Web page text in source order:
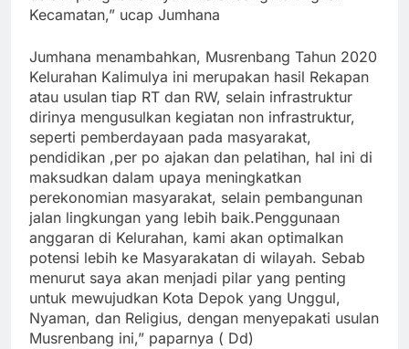
Kecamatan,” ucap Jumhana
Jumhana menambahkan, Musrenbang Tahun 2020
Kelurahan Kalimulya ini merupakan hasil Rekapan
atau usulan tiap RT dan RW, selain infrastruktur
dirinya mengusulkan kegiatan non infrastruktur,
seperti pemberdayaan pada masyarakat,
pendidikan ,per po ajakan dan pelatihan, hal ini di
maksudkan dalam upaya meningkatkan
perekonomian masyarakat, selain pembangunan
jalan lingkungan yang lebih baik.Penggunaan
anggaran di Kelurahan, kami akan optimalkan
potensi lebih ke Masyarakatan di wilayah. Sebab
menurut saya akan menjadi pilar yang penting
untuk mewujudkan Kota Depok yang Unggul,
Nyaman, dan Religius, dengan menyepakati usulan
Musrenbang ini,” paparnya ( Dd)